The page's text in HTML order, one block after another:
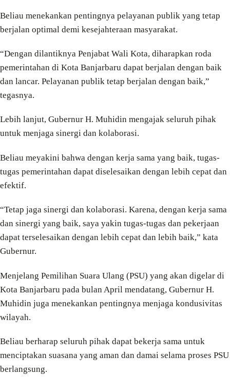
Beliau menekankan pentingnya pelayanan publik yang tetap
berjalan optimal demi kesejahteraan masyarakat.
“Dengan dilantiknya Penjabat Wali Kota, diharapkan roda
pemerintahan di Kota Banjarbaru dapat berjalan dengan baik
dan lancar. Pelayanan publik tetap berjalan dengan baik,”
tegasnya.
Lebih lanjut, Gubernur H. Muhidin mengajak seluruh pihak
untuk menjaga sinergi dan kolaborasi.
Beliau meyakini bahwa dengan kerja sama yang baik, tugas-
tugas pemerintahan dapat diselesaikan dengan lebih cepat dan
efektif.
“Tetap jaga sinergi dan kolaborasi. Karena, dengan kerja sama
dan sinergi yang baik, saya yakin tugas-tugas dan pekerjaan
dapat terselesaikan dengan lebih cepat dan lebih baik,” kata
Gubernur.
Menjelang Pemilihan Suara Ulang (PSU) yang akan digelar di
Kota Banjarbaru pada bulan April mendatang, Gubernur H.
Muhidin juga menekankan pentingnya menjaga kondusivitas
wilayah.
Beliau berharap seluruh pihak dapat bekerja sama untuk
menciptakan suasana yang aman dan damai selama proses PSU
berlangsung.